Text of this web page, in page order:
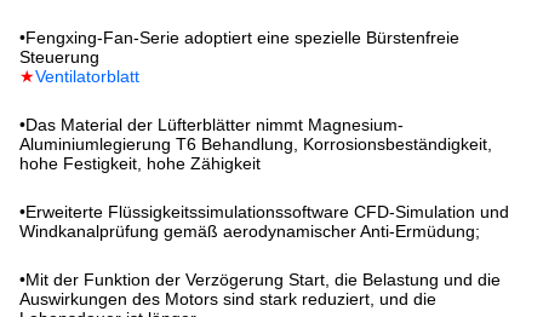
•Fengxing-Fan-Serie adoptiert eine spezielle Bürstenfreie
Steuerung
★Ventilatorblatt
•Das Material der Lüfterblätter nimmt Magnesium-
Aluminiumlegierung T6 Behandlung, Korrosionsbeständigkeit,
hohe Festigkeit, hohe Zähigkeit
•Erweiterte Flüssigkeitssimulationssoftware CFD-Simulation und
Windkanalprüfung gemäß aerodynamischer Anti-Ermüdung;
•Mit der Funktion der Verzögerung Start, die Belastung und die
Auswirkungen des Motors sind stark reduziert, und die